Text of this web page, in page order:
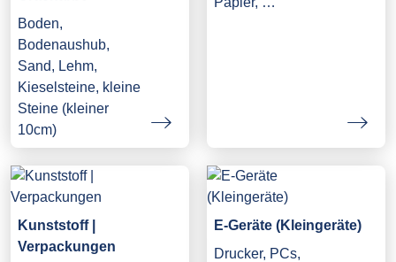
Boden,
Bodenaushub,
Sand, Lehm,
Kieselsteine, kleine
Steine (kleiner
10cm)
Kunststoff |
Verpackungen
E-Geräte (Kleingeräte)
Drucker, PCs,